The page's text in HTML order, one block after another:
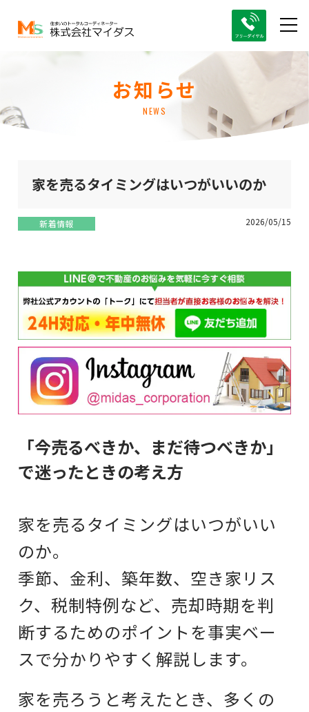
お知らせ
NEWS
家を売るタイミングはいつがいいのか
新着情報 2026/05/15
「今売るべきか、まだ待つべきか」
で迷ったときの考え方
家を売るタイミングはいつがいい
のか。
季節、金利、築年数、空き家リス
ク、税制特例など、売却時期を判
断するためのポイントを事実ベー
スで分かりやすく解説します。
家を売ろうと考えたとき、多くの